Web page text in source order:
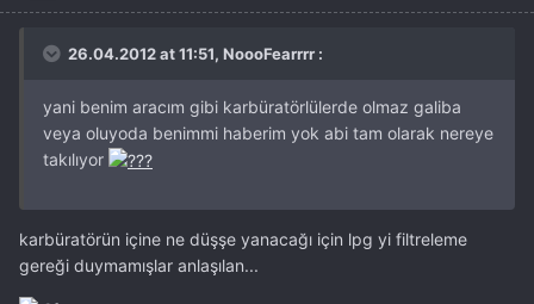
26.04.2012 at 11:51, NoooFearrrr :
yani benim aracım gibi karbüratörlülerde olmaz galiba
veya oluyoda benimmi haberim yok abi tam olarak nereye
takılıyor
karbüratörün içine ne düşşe yanacağı için lpg yi filtreleme
gereği duymamışlar anlaşılan...